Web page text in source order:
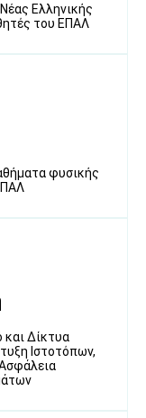
Ελληνικής
του ΕΠΑΛ
φυσικής
και Δίκτυα
Ιστοτόπων,